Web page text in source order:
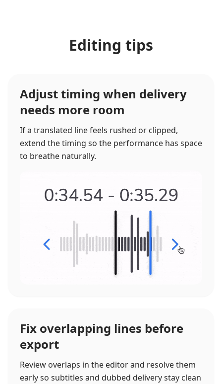
Editing tips
Adjust timing when delivery
needs more room
If a translated line feels rushed or clipped,
extend the timing so the performance has space
to breathe naturally.
Fix overlapping lines before
export
Review overlaps in the editor and resolve them
early so subtitles and dubbed delivery stay clean